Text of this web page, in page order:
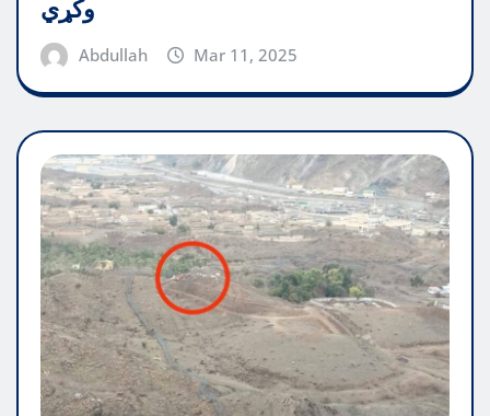
وکړي
Abdullah Mar 11, 2025